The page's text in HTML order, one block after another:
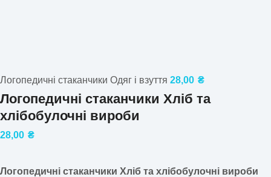
Логопедичні стаканчики Одяг і взуття 28,00 ₴
Логопедичні стаканчики Хліб та
хлібобулочні вироби
28,00 ₴
Логопедичні стаканчики Хліб та хлібобулочні вироби